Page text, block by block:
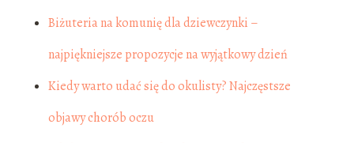
Biżuteria na komunię dla dziewczynki –
najpiękniejsze propozycje na wyjątkowy dzień
Kiedy warto udać się do okulisty? Najczęstsze
objawy chorób oczu